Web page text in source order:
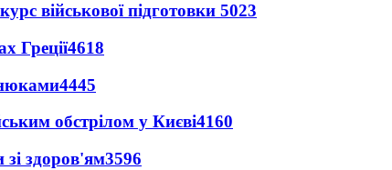
військової підготовки 5023
Греції4618
4445
обстрілом у Києві4160
здоров'ям3596